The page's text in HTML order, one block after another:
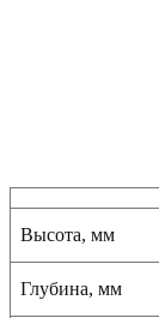
Высота, мм
Глубина, мм